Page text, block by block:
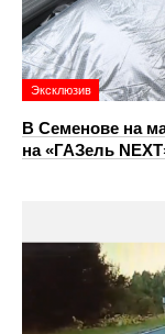
Эксклюзив
В Семенове на
на «ГАЗель